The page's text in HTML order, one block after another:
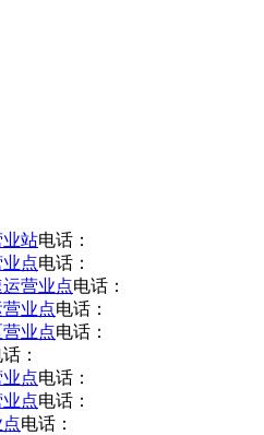
站电话：
点电话：
营业点电话：
业点电话：
业点电话：
：
点电话：
点电话：
电话：